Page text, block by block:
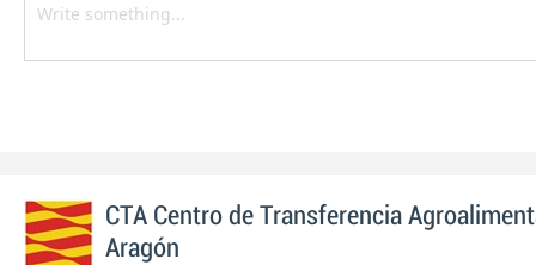
CTA Centro de Transferencia
Aragón